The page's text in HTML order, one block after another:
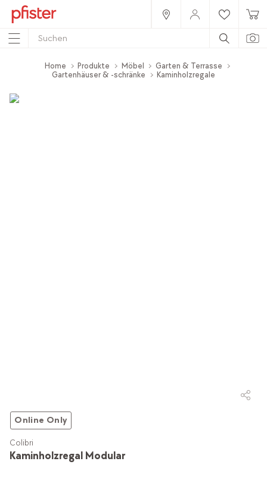
Home Produkte Möbel
Garten & Terrasse
Gartenhäuser & -schränke
Kaminholzregale
Online Only
Kaminholzregal Modular
Colibri